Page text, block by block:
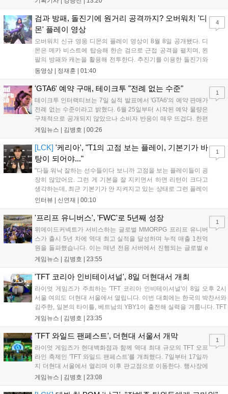
하는 몰입감 있는 서사와 조합을 구현하며 시리즈의 미래를 향한
새로운 가능성을 제시했다....
검과 방패, 돌진기에 원거리 공격까지? 오버워치 '디
몬' 플레이 영상
오버워치 신규 영웅 디몬의 플레이 영상이 8월 8일 공개됐다. 디
몬은 메카 비스트에 탑승해 한손 검으로 근접 공격을 펼치며, 왼
팔의 방패와 캐논을 활용해 전투한다. 추진기를 이용한 돌진기와
참격 형태의 궁극기를 보유했고, 메카 파괴 시 맨몸으로 기관총을
산의 영웅들 업데이트를 통해 정식 출시될 예정이다....
동영상 | 정재훈 | 01:40
4
'GTA6' 예약 구매, 테이크투 "전례 없는 수준"
테이크투 인터랙티브는 7일 실적 발표에서 'GTA6'의 예약 판매가
전례 없는 수준이라고 밝혔다. 6월 25일부터 시작된 예약 물량은
구체적으로 공개되지 않았으나 소비자 반응이 매우 뜨겁다. 한편
11월 19일 PS5와 Xbox 시리즈 X|S로 정식 출시될 예정이며, 록
상 'Grand Theft Auto VI: An Extended Look'을 최초 공개할 계획
이다....
게임뉴스 | 김병호 | 00:26
1
[LCK] '케리아', "T1의 고점 보는 플레이, 기본기가 바
탕이 되어야..."
"다들 워낙 잘하는 선수들이다 보니까 고점을 보는 플레이들이 굉
장히 많았어요. 그런 게 기본을 잘 지키면서 하면 리턴이 크다고
생각하는데, 최근 기본기가 안 지켜지고 있는 상태로 그런 플레이
를 추구하다 보니까 팀적으로 안 좋은 사고가 계속 많이 났던 것
LoL 챔피언스 코리아(LCK)'...
인터뷰 | 신연재 | 00:10
1
'프리프 유니버스', 'FWC'로 5년째 성장
위메이드커넥트가 서비스하는 글로벌 MMORPG 프리프 유니버
스가 출시 5년 차에 역대 최고 실적을 달성하며 누적 매출 1천억
원을 돌파했습니다. 이는 매년 전용 서버에서 진행되는 글로벌 e
스포츠 대회 FWC의 영향이 큽니다. FWC는 이용자가 동일한 조
은 전년 대비 매출과 이용자 지표가 대폭 상승하는 성과를 냈습니
FWC 그랜드 파이널이 개최될 예정이며, 위메이드커넥트는 이를
통해 커뮤니티 중심의 장기 성장 모델을 지속할 방침입니다....
게임뉴스 | 김병호 | 23:55
1
'TFT 코리아 인비테이셔널', 8일 더현대서 개최
라이엇 게임즈가 주최하는 'TFT 코리아 인비테이셔널'이 8일 오후 2시
서울 여의도 더현대 서울에서 열립니다. 이번 대회에는 한국의 박찬서와
김주한, 일본의 타이틀, 베트남의 YBY1이 출전해 실력을 겨룹니다. TFT
는 소속팀 없이 개인 자격으로 참가하는 독특한 대회 구조를 가지며, 누
17일까지 이어지는 이번 행사는 신규 세트 체험과 공연 등 다양한 즐길
거리를 제공하며, 이후 현대백화점 판교점에서도 행사가 이어질 예정입
니다. 연말에는 라스베이거스 오픈이 개최됩니다....
게임뉴스 | 김병호 | 23:35
'TFT 와일드 팬페스트', 더현대 서울서 개막
라이엇 게임즈가 현대백화점과 함께 역대 최대 규모의 TFT 오프
라인 축제인 'TFT 와일드 팬페스트'를 개최했다. 7일부터 17일까
지 더현대 서울에서 열리며 이후 판교점으로 이동한다. 행사장에
는 체험, 스페셜, 무대 존이 마련됐으며 8일 오후 2시 인비테이셔
게임뉴스 | 김병호 | 23:08
1